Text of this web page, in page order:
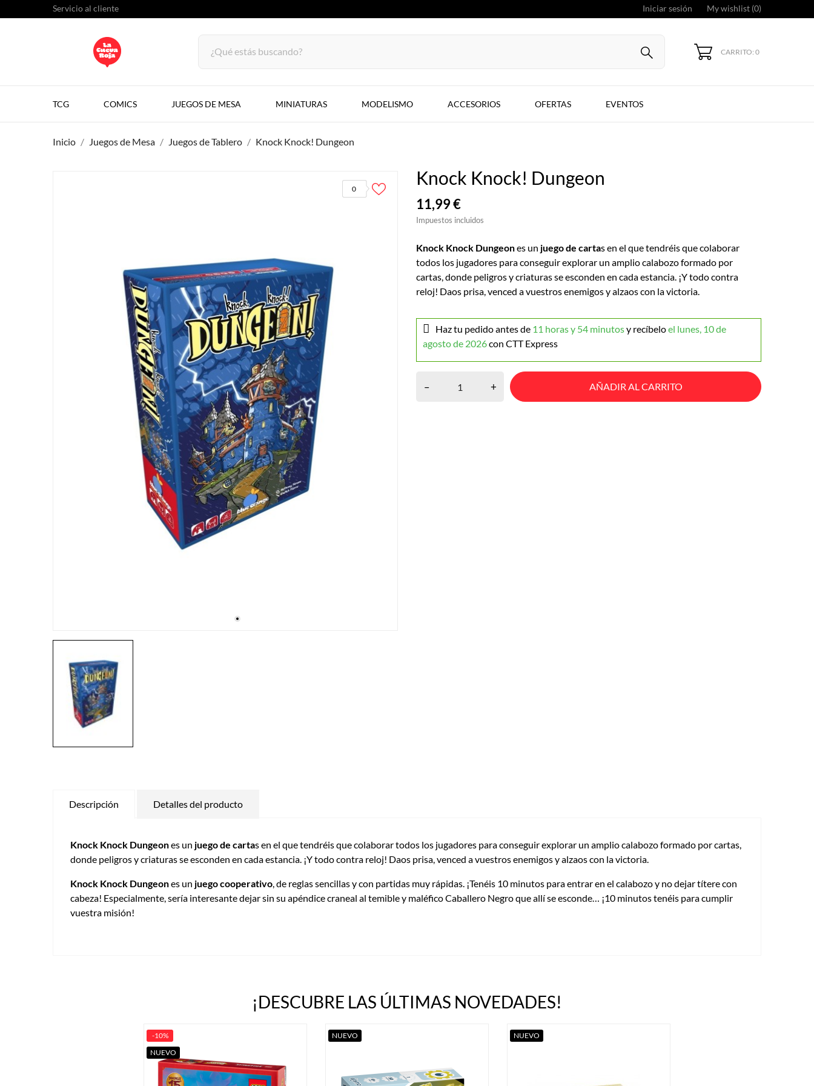
Servicio al cliente Iniciar sesión My wishlist (0)
CARRITO: 0
TCG COMICS JUEGOS DE MESA MINIATURAS MODELISMO ACCESORIOS OFERTAS EVENTOS
Inicio Juegos de Mesa Juegos de Tablero Knock Knock! Dungeon
0
Knock Knock! Dungeon
11,99 €
Impuestos incluidos
Knock Knock Dungeones un juego de cartas en el que tendréis que colaborar
todos los jugadores para conseguir explorar un amplio calabozo formado por
cartas, donde peligros y criaturas se esconden en cada estancia. ¡Y todo contra
reloj! Daos prisa, venced a vuestros enemigos y alzaos con la victoria.
Haz tu pedido antes de 11 horas y 54 minutosy recíbeloel lunes, 10 de
agosto de 2026con CTT Express
– + AÑADIR AL CARRITO
Descripción Detalles del producto
Knock Knock Dungeones un juego de cartas en el que tendréis que colaborar todos los jugadores para conseguir explorar un amplio calabozo formado por cartas,
donde peligros y criaturas se esconden en cada estancia. ¡Y todo contra reloj! Daos prisa, venced a vuestros enemigos y alzaos con la victoria.
Knock Knock Dungeones un juego cooperativo , de reglas sencillas y con partidas muy rápidas. ¡Tenéis 10 minutos para entrar en el calabozo y no dejar títere con
cabeza! Especialmente, sería interesante dejar sin su apéndice craneal al temible y maléfico Caballero Negro que allí se esconde… ¡10 minutos tenéis para cumplir
vuestra misión!
¡DESCUBRE LAS ÚLTIMAS NOVEDADES!
-10%
NUEVO
NUEVO NUEVO